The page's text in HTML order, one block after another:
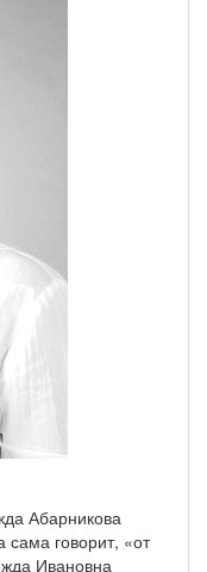
Абарникова
сама говорит, «от
Ивановна